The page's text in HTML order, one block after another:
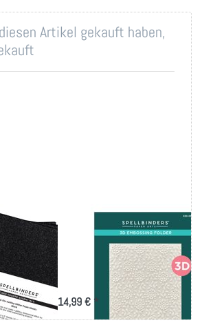
Artikel gekauft haben,
Up
Spellbinders 3d
Embossing Folder
5.5"X8.5"-Floral &
14,99 € *